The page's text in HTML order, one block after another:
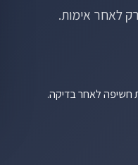
רק לאחר אימות.
חשיפה לאחר בדיקה.